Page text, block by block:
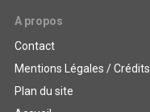
A propos
Contact
Mentions Légales / Crédits
Plan du site